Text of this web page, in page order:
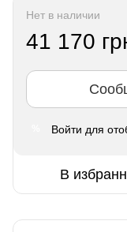
Нет в наличии
41 170
Войти для
В